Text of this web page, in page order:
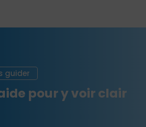
guider
pour y voir clair